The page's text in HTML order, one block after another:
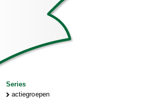
Series
actiegroepen